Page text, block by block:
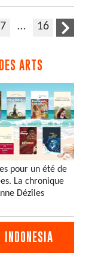
7 … 16
ARTS
pour un été de
La chronique
Dézîles
INDONESIA